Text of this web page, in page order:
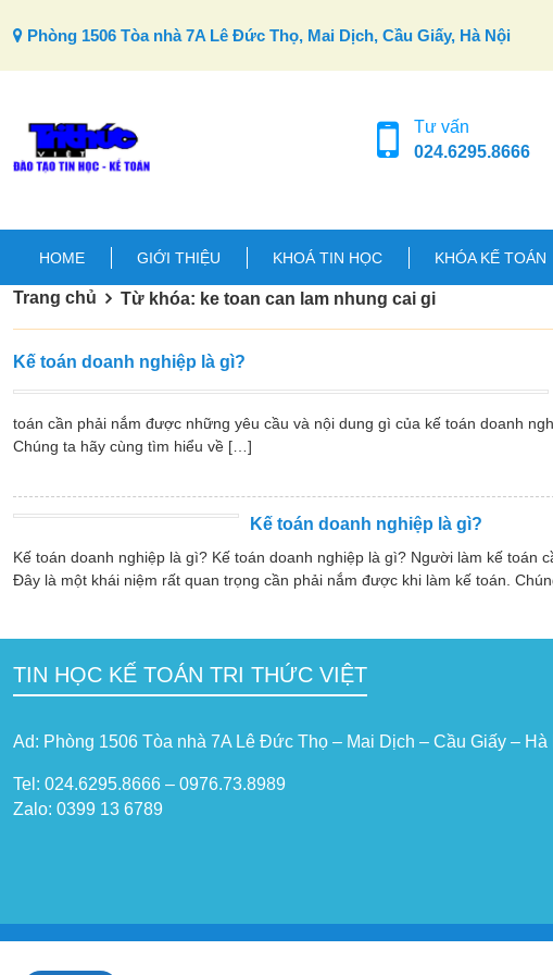
Phòng 1506 Tòa nhà 7A Lê Đức Thọ, Mai Dịch, Cầu Giấy, Hà Nội
Tư vấn
024.6295.8666
HOME GIỚI THIỆU KHOÁ TIN HỌC KHÓA KẾ TOÁN
Trang chủ Từ khóa: ke toan can lam nhung cai gi
Kế toán doanh nghiệp là gì?
toán cần phải nắm được những yêu cầu và nội dung gì của kế toán doanh
Chúng ta hãy cùng tìm hiểu về […]
Kế toán doanh nghiệp là gì?
Kế toán doanh nghiệp là gì? Kế toán doanh nghiệp là gì? Người làm kế toán
Đây là một khái niệm rất quan trọng cần phải nắm được khi làm kế toán.
TIN HỌC KẾ TOÁN TRI THỨC VIỆT
Ad: Phòng 1506 Tòa nhà 7A Lê Đức Thọ – Mai Dịch – Cầu Giấy – Hà
Tel: 024.6295.8666 – 0976.73.8989
Zalo: 0399 13 6789